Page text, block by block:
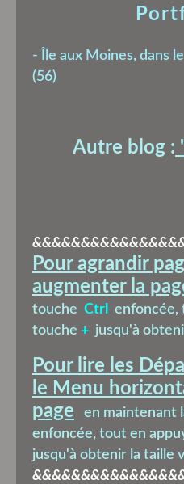
- Île aux Moines, dans
(56)
Autre blog :
Pour agrandir
augmenter la
touche Ctrl
enfoncée,
touche + jusqu'à
Pour lire les
le Menu
page
en maintenant
enfoncée, tout en
jusqu'à obtenir la taille